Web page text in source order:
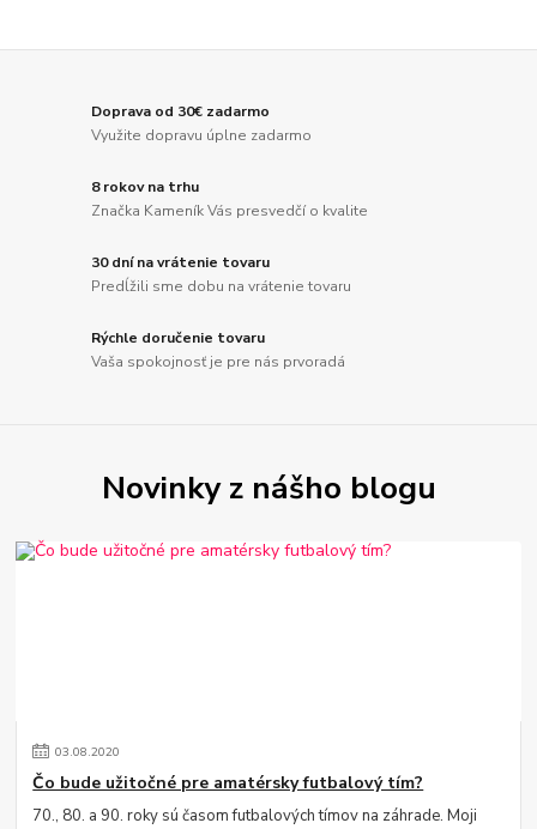
Doprava od 30€ zadarmo
Využite dopravu úplne zadarmo
8 rokov na trhu
Značka Kameník Vás presvedčí o kvalite
30 dní na vrátenie tovaru
Predĺžili sme dobu na vrátenie tovaru
Rýchle doručenie tovaru
Vaša spokojnosť je pre nás prvoradá
Novinky z nášho blogu
03.08.2020
Čo bude užitočné pre amatérsky futbalový tím?
70., 80. a 90. roky sú časom futbalových tímov na záhrade. Moji